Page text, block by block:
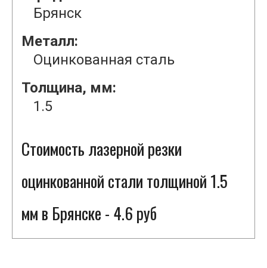
Брянск
Металл:
Оцинкованная сталь
Толщина, мм:
1.5
Стоимость лазерной резки
оцинкованной стали толщиной 1.5
мм в Брянске - 4.6 руб